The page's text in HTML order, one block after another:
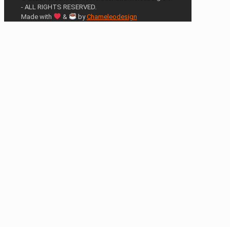
- ALL RIGHTS RESERVED.
Made with
& byChameleodesign